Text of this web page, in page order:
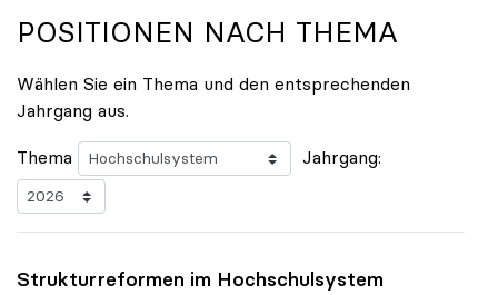
POSITIONEN NACH THEMA
Wählen Sie ein Thema und den entsprechenden
Jahrgang aus.
Thema Jahrgang:
Strukturreformen im Hochschulsystem